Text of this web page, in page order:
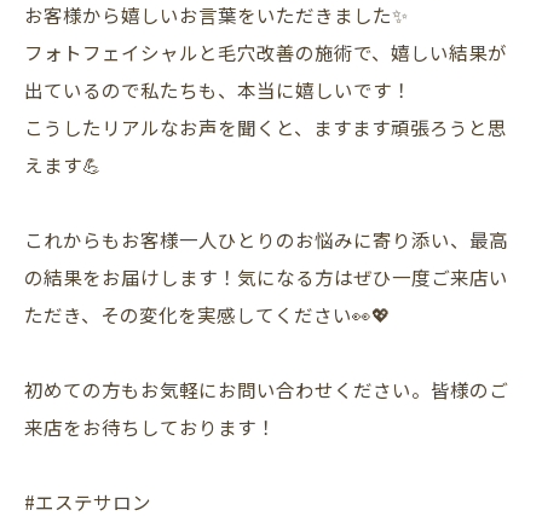
お客様から嬉しいお言葉をいただきました✨
フォトフェイシャルと毛穴改善の施術で、嬉しい結果が
出ているので私たちも、本当に嬉しいです！
こうしたリアルなお声を聞くと、ますます頑張ろうと思
えます💪
これからもお客様一人ひとりのお悩みに寄り添い、最高
の結果をお届けします！気になる方はぜひ一度ご来店い
ただき、その変化を実感してください👀💖
初めての方もお気軽にお問い合わせください。皆様のご
来店をお待ちしております！
#エステサロン